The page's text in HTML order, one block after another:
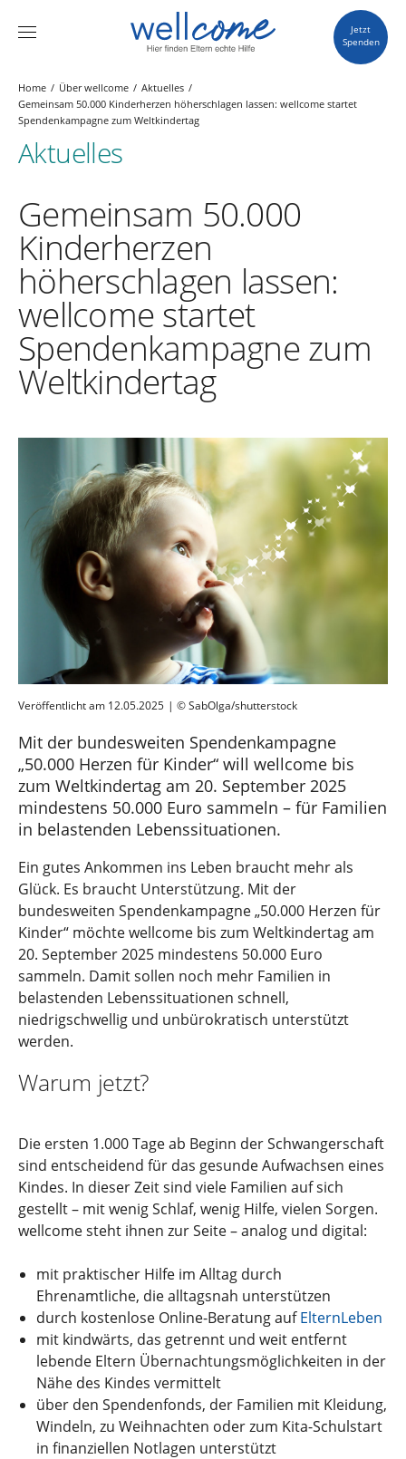
Jetzt
Spenden
Home Über wellcome
Aktuelles
Gemeinsam 50.000 Kinderherzen höherschlagen lassen: wellcome startet
Spendenkampagne zum Weltkindertag
Aktuelles
Gemeinsam 50.000
Kinderherzen
höherschlagen lassen:
wellcome startet
Spendenkampagne zum
Weltkindertag
Veröffentlicht am 12.05.2025 | © SabOlga/shutterstock
Mit der bundesweiten Spendenkampagne
„50.000 Herzen für Kinder“ will wellcome bis
zum Weltkindertag am 20. September 2025
mindestens 50.000 Euro sammeln – für Familien
in belastenden Lebenssituationen.
Ein gutes Ankommen ins Leben braucht mehr als
Glück. Es braucht Unterstützung. Mit der
bundesweiten Spendenkampagne „50.000 Herzen für
Kinder“ möchte wellcome bis zum Weltkindertag am
20. September 2025 mindestens 50.000 Euro
sammeln. Damit sollen noch mehr Familien in
belastenden Lebenssituationen schnell,
niedrigschwellig und unbürokratisch unterstützt
werden.
Warum jetzt?
Die ersten 1.000 Tage ab Beginn der Schwangerschaft
sind entscheidend für das gesunde Aufwachsen eines
Kindes. In dieser Zeit sind viele Familien auf sich
gestellt – mit wenig Schlaf, wenig Hilfe, vielen Sorgen.
wellcome steht ihnen zur Seite – analog und digital:
mit praktischer Hilfe im Alltag durch
Ehrenamtliche, die alltagsnah unterstützen
durch kostenlose Online-Beratung aufElternLeben
mit kindwärts, das getrennt und weit entfernt
lebende Eltern Übernachtungsmöglichkeiten in der
Nähe des Kindes vermittelt
über den Spendenfonds, der Familien mit Kleidung,
Windeln, zu Weihnachten oder zum Kita-Schulstart
in finanziellen Notlagen unterstützt